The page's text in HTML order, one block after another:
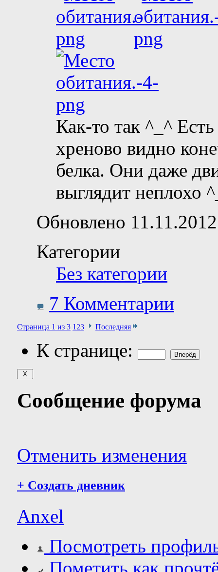
Как-то так ^_^
хреново видно
белка. Они даже
выглядит неплохо
Обновлено
Категории
Без категории
7 Комментарии
Страница 1 из 3 1 23 Последняя
К странице:
Сообщение форума
Отменить изменения
+ Создать дневник
Anxel
Посмотреть